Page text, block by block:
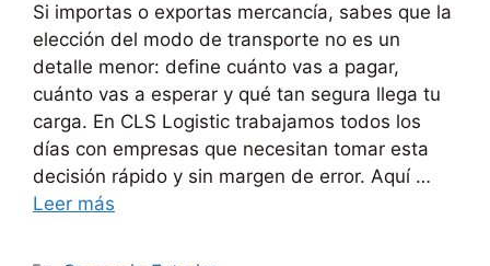
Si importas o exportas mercancía, sabes que la
elección del modo de transporte no es un
detalle menor: define cuánto vas a pagar,
cuánto vas a esperar y qué tan segura llega tu
carga. En CLS Logistic trabajamos todos los
días con empresas que necesitan tomar esta
decisión rápido y sin margen de error. Aquí …
Leer más